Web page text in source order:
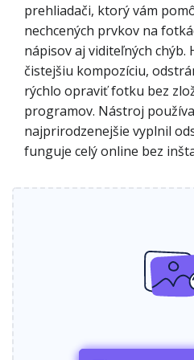
prehliadači, ktorý vám
nechcených prvkov na
nápisov aj viditeľných chýb.
čistejšiu kompozíciu,
rýchlo opraviť fotku bez
programov. Nástroj
najprirodzenejšie vyplnil
funguje celý online bez